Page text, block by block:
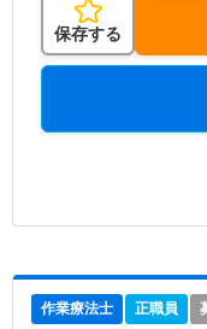
保存する
作業療法士 正職員